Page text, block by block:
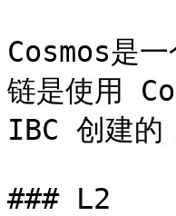
Cosmos是
链是使用
IBC 创建的
### L2